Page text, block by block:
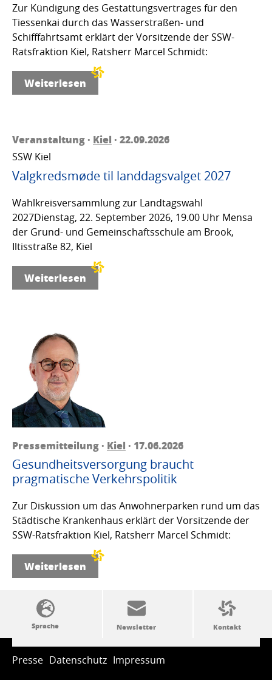
Zur Kündigung des Gestattungsvertrages für den
Tiessenkai durch das Wasserstraßen- und
Schifffahrtsamt erklärt der Vorsitzende der SSW-
Ratsfraktion Kiel, Ratsherr Marcel Schmidt:
Weiterlesen
Veranstaltung · Kiel · 22.09.2026
SSW Kiel
Valgkredsmøde til landdagsvalget 2027
Wahlkreisversammlung zur Landtagswahl
2027Dienstag, 22. September 2026, 19.00 Uhr Mensa
der Grund- und Gemeinschaftsschule am Brook,
Iltisstraße 82, Kiel
Weiterlesen
Pressemitteilung · Kiel · 17.06.2026
Gesundheitsversorgung braucht
pragmatische Verkehrspolitik
Zur Diskussion um das Anwohnerparken rund um das
Städtische Krankenhaus erklärt der Vorsitzende der
SSW-Ratsfraktion Kiel, Ratsherr Marcel Schmidt:
Weiterlesen
SSW-Politik von A bis Z
Presse Datenschutz Impressum